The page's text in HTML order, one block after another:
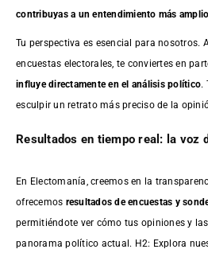
contribuyas a un entendimiento más
Tu perspectiva es esencial para nosotros.
encuestas electorales, te conviertes en
influye directamente en el análisis político.
esculpir un retrato más preciso de la
Resultados en tiempo real: la voz
En Electomanía, creemos en la
ofrecemos resultados deencuestas y
permitiéndote ver cómo tus opiniones y
panorama político actual. H2: Explora